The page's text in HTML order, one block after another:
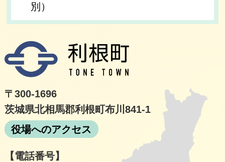
別）
〒300-1696
茨城県北相馬郡利根町布川841-1
役場へのアクセス
【電話番号】